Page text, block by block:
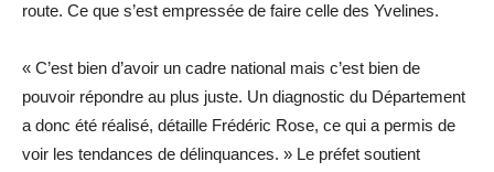
route. Ce que s’est empressée de faire celle des Yvelines.
« C’est bien d’avoir un cadre national mais c’est bien de
pouvoir répondre au plus juste. Un diagnostic du Département
a donc été réalisé, détaille Frédéric Rose, ce qui a permis de
voir les tendances de délinquances. » Le préfet soutient